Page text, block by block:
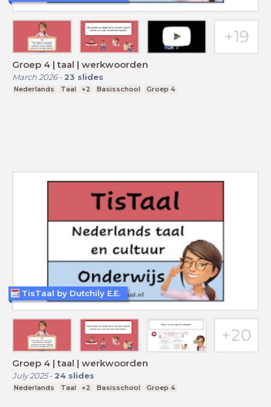
Groep 4 | taal | werkwoorden
March 2026- 23 slides
Nederlands Taal +2 Basisschool Groep 4
Groep 4 | taal | werkwoorden
July 2025- 24 slides
Nederlands Taal +2 Basisschool Groep 4
TisTaal by Dutchily E.E.